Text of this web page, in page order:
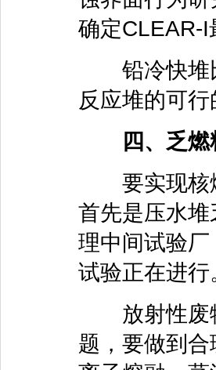
确定CLEAR-
铅冷快堆比
反应堆的可行
四、乏燃料
要实现核燃
首先是压水
理中间试验
试验正在进行
放射性废物
题，要做到